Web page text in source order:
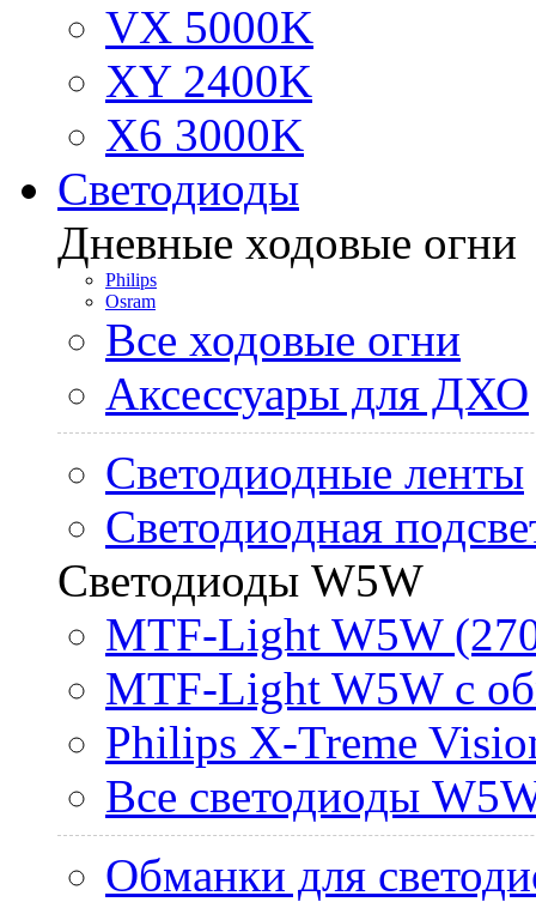
VX 5000K
XY 2400K
X6 3000K
Светодиоды
Дневные ходовые огни
Philips
Osram
Все ходовые огни
Аксессуары для ДХО
Светодиодные ленты
Светодиодная
Светодиоды W5W
MTF-Light W5W
MTF-Light W5W с
Philips X-Treme
Все светодиоды
Обманки для